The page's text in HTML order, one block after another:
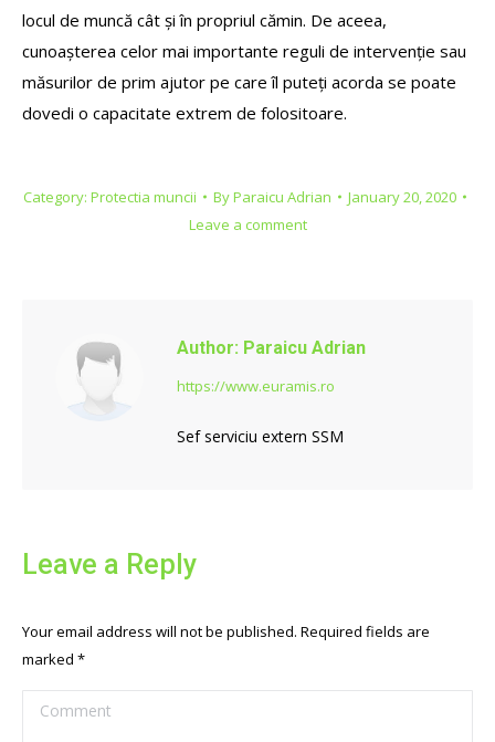
locul de muncă cât și în propriul cămin. De aceea,
cunoașterea celor mai importante reguli de intervenție sau
măsurilor de prim ajutor pe care îl puteți acorda se poate
dovedi o capacitate extrem de folositoare.
Category: Protectia muncii ByParaicu Adrian
January 20, 2020
Leave a comment
Author: Paraicu Adrian
https://www.euramis.ro
Sef serviciu extern SSM
Leave a Reply
Your email address will not be published. Required fields are
marked *
Comment